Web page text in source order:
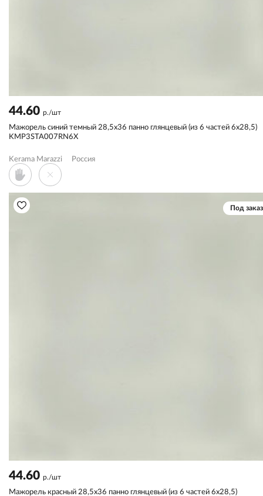
44.60 р./шт
Мажорель синий темный 28,5x36 панно глянцевый (из 6 частей 6х28,5)
KMP3STA007RN6X
Kerama Marazzi Россия
Под заказ
44.60 р./шт
Мажорель красный 28,5x36 панно глянцевый (из 6 частей 6х28,5)